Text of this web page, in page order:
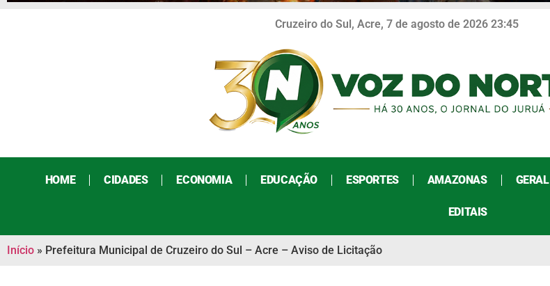
Cruzeiro do Sul, Acre, 7 de agosto de 2026 23:45
HOME CIDADES ECONOMIA EDUCAÇÃO ESPORTES AMAZONAS GERAL
EDITAIS
Início » Prefeitura Municipal de Cruzeiro do Sul – Acre – Aviso de Licitação